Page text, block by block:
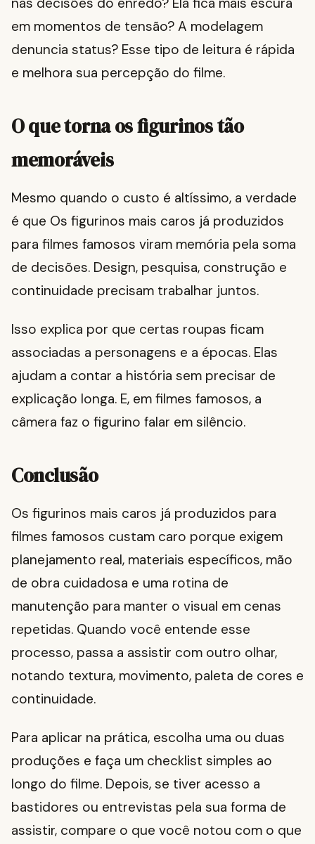
em momentos de tensão? A modelagem
denuncia status? Esse tipo de leitura é rápida
e melhora sua percepção do filme.
O que torna os figurinos tão
memoráveis
Mesmo quando o custo é altíssimo, a verdade
é que Os figurinos mais caros já produzidos
para filmes famosos viram memória pela soma
de decisões. Design, pesquisa, construção e
continuidade precisam trabalhar juntos.
Isso explica por que certas roupas ficam
associadas a personagens e a épocas. Elas
ajudam a contar a história sem precisar de
explicação longa. E, em filmes famosos, a
câmera faz o figurino falar em silêncio.
Conclusão
Os figurinos mais caros já produzidos para
filmes famosos custam caro porque exigem
planejamento real, materiais específicos, mão
de obra cuidadosa e uma rotina de
manutenção para manter o visual em cenas
repetidas. Quando você entende esse
processo, passa a assistir com outro olhar,
notando textura, movimento, paleta de cores e
continuidade.
Para aplicar na prática, escolha uma ou duas
produções e faça um checklist simples ao
longo do filme. Depois, se tiver acesso a
bastidores ou entrevistas pela sua forma de
assistir, compare o que você notou com o que